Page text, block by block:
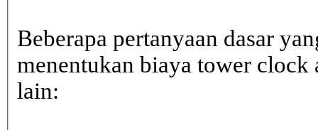
Beberapa pertanyaan dasar
menentukan biaya tower clock
lain: